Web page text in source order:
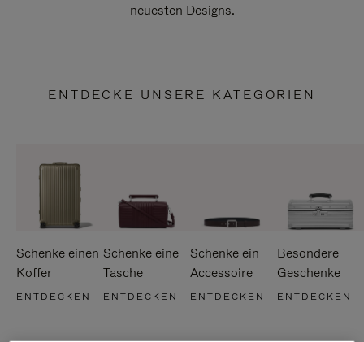
neuesten Designs.
ENTDECKE UNSERE KATEGORIEN
Schenke einen
Koffer
ENTDECKEN
Schenke eine
Tasche
ENTDECKEN
Schenke ein
Accessoire
ENTDECKEN
Besondere
Geschenke
ENTDECKEN